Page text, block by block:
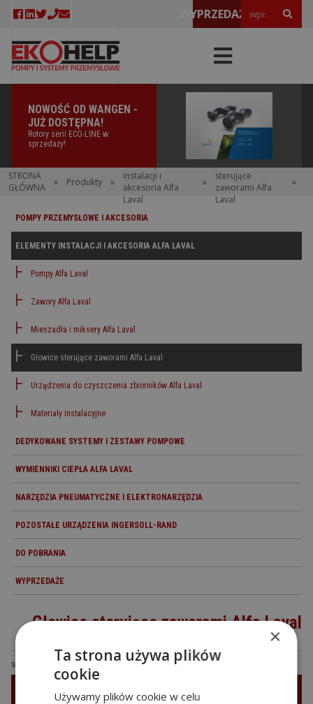
WYPRZEDAŻE!
NOWOŚĆ OD WANGEN -
JUŻ DOSTĘPNA!
Rotory serii ECO-LINE w
sprzedaży!
STRONA
GŁÓWNA
» Produkty »
instalacji i
akcesoria Alfa
Laval
»
sterujące
zaworami Alfa
Laval
»
POMPY PRZEMYSŁOWE I AKCESORIA
ELEMENTY INSTALACJI I AKCESORIA ALFA LAVAL
Pompy Alfa Laval
Zawory Alfa Laval
Mieszadła i miksery Alfa Laval
Głowice sterujące zaworami Alfa Laval
Urządzenia do czyszczenia zbiorników Alfa Laval
Materiały instalacyjne
DEDYKOWANE SYSTEMY I ZESTAWY POMPOWE
WYMIENNIKI CIEPŁA ALFA LAVAL
NARZĘDZIA PNEUMATYCZNE I ELEKTRONARZĘDZIA
POZOSTAŁE URZĄDZENIA INGERSOLL-RAND
DO POBRANIA
WYPRZEDAŻE
Głowice sterujące zaworami Alfa Laval
strona w budowie
Zapytaj o produkt
×
Ta strona używa plików
cookie
Używamy plików cookie w celu